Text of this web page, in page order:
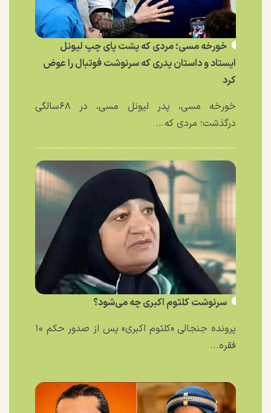
خورخه مسی؛ مردی که پشت پای چپ لیونل
ایستاد و داستان پدری که سرنوشت فوتبال را عوض
کرد
خورخه مسی، پدر لیونل مسی، در ۶۸سالگی
درگذشت؛ مردی که...
سرنوشت کلثوم اکبری چه می‌شود؟
پرونده جنجالی «کلثوم اکبری» پس از صدور حکم ۱۰
فقره...